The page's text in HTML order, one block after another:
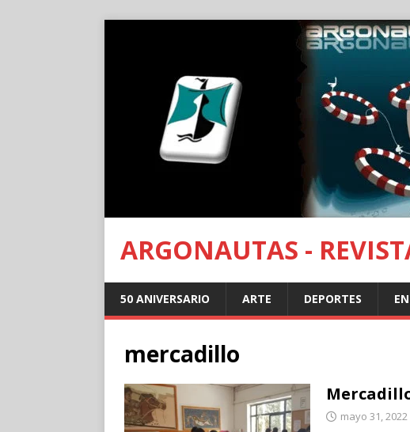
ARGONAUTAS -
50 ANIVERSARIO ARTE DEPORTES
mercadillo
mayo 31, 2022